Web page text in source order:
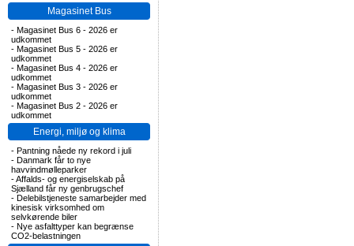
Magasinet Bus
- Magasinet Bus 6 - 2026 er
udkommet
- Magasinet Bus 5 - 2026 er
udkommet
- Magasinet Bus 4 - 2026 er
udkommet
- Magasinet Bus 3 - 2026 er
udkommet
- Magasinet Bus 2 - 2026 er
udkommet
Energi, miljø og klima
- Pantning nåede ny rekord i juli
- Danmark får to nye
havvindmølleparker
-Affalds- og energiselskab på
Sjælland får ny genbrugschef
- Delebilstjeneste samarbejder med
kinesisk virksomhed om
selvkørende biler
- Nye asfalttyper kan begrænse
CO2-belastningen